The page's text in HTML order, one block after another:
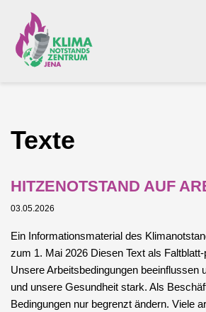
Zum
Inhalt
Texte
HITZENOTSTAND AUF
03.05.2026
Ein Informationsmaterial des
zum 1. Mai 2026 Diesen Text als
Unsere Arbeitsbedingungen beeinflussen
und unsere Gesundheit stark. Als
Bedingungen nur begrenzt ändern. Viele